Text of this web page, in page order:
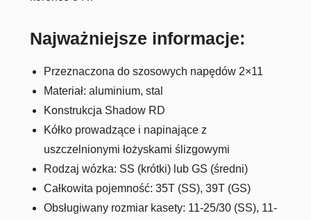
Najważniejsze informacje:
Przeznaczona do szosowych napędów 2×11
Materiał: aluminium, stal
Konstrukcja Shadow RD
Kółko prowadzące i napinające z
uszczelnionymi łożyskami ślizgowymi
Rodzaj wózka: SS (krótki) lub GS (średni)
Całkowita pojemność: 35T (SS), 39T (GS)
Obsługiwany rozmiar kasety: 11-25/30 (SS), 11-